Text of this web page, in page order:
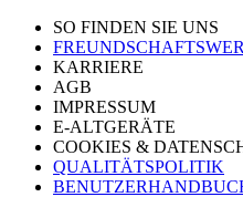
SO FINDEN SIE UNS
KARRIERE
AGB
IMPRESSUM
E-ALTGERÄTE
COOKIES &
QUALITÄTSPOLITIK